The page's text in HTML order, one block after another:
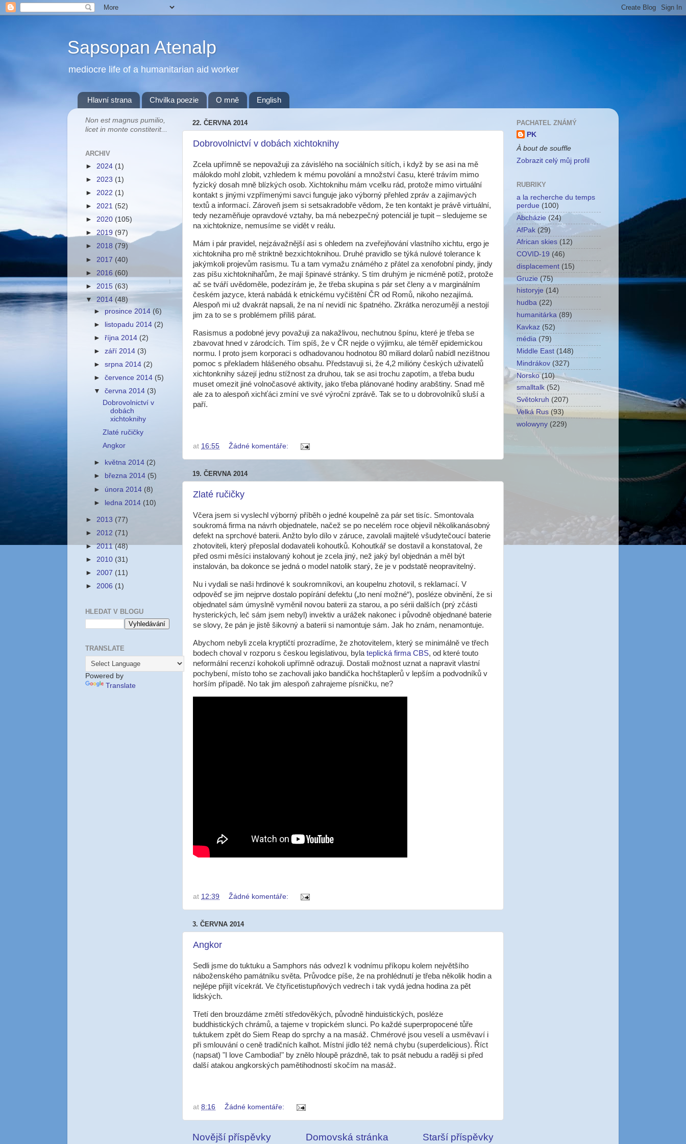
Sapsopan Atenalp
mediocre life of a humanitarian aid worker
Hlavní strana Chvilka poezie O mně English
22. ČERVNA 2014
Dobrovolnictví v dobách xichtoknihy
Zcela upřímně se nepovažuji za závislého na sociálních sítích, i když by se asi na mě
málokdo mohl zlobit, vzhledem k mému povolání a množství času, které trávím mimo
fyzický dosah mně blízkých osob. Xichtoknihu mám vcelku rád, protože mimo virtuální
kontakt s jinými vzpřímenými savci funguje jako výborný přehled zpráv a zajímavých
textů a informací. Zároveň jsem si setsakradobře vědom, že ten kontakt je právě virtuální,
tedy nezaměňuje opravdové vztahy, ba má nebezpečný potenciál je tupit – sledujeme se
na xichtoknize, nemusíme se vidět v reálu.
Mám i pár pravidel, nejzávažnější asi s ohledem na zveřejňování vlastního xichtu, ergo je
xichtokniha pro mě striktně bezxichtoknihou. Druhé pravidlo se týká nulové tolerance k
jakýmkoli projevům rasismu. Tu a tam vymažu známého z přátel za xenofobní pindy, jindy
zas píšu xichtoknihařům, že mají špinavé stránky. S tím druhým je nicméně potíž, protože
ač se tváří uvědoměle, podezírám je, že třeba skupina s pár set členy a v marginálním
českém jazyce, která nabádá k etnickému vyčištění ČR od Romů, nikoho nezajímá.
Alespoň mi už dvakrát napsali, že na ní nevidí nic špatného. Zkrátka nerozumějí a nestojí
jim za to se s problémem příliš párat.
Rasismus a podobné jevy považuji za nakažlivou, nechutnou špínu, které je třeba se
zbavovat hned v zárodcích. Tím spíš, že v ČR nejde o výjimku, ale téměř epidemickou
normu. I proto jsem korporaci s odhadovanou hodnotou 80 miliard dolarů nabídl nezištnou
pomoc s překladem hlášeného obsahu. Představuji si, že 4,2 milióny českých uživatelů
xichtonknihy sázejí jednu stížnost za druhou, tak se asi trochu zapotím, a třeba budu
muset omezit jiné volnočasové aktivity, jako třeba plánované hodiny arabštiny. Snad mě
ale za to alespoň xichťáci zmíní ve své výroční zprávě. Tak se to u dobrovolníků sluší a
paří.
at 16:55 Žádné komentáře:
19. ČERVNA 2014
Zlaté ručičky
Včera jsem si vyslechl výborný příběh o jedné koupelně za pár set tisíc. Smontovala
soukromá firma na návrh objednatele, načež se po necelém roce objevil několikanásobný
defekt na sprchové baterii. Anžto bylo dílo v záruce, zavolali majitelé všudytečoucí baterie
zhotoviteli, který přeposlal dodavateli kohoutků. Kohoutkář se dostavil a konstatoval, že
před osmi měsíci instalovaný kohout je zcela jiný, než jaký byl objednán a měl být
instalován, ba dokonce se jedná o model natolik starý, že je v podstatě neopravitelný.
Nu i vydali se naši hrdinové k soukromníkovi, an koupelnu zhotovil, s reklamací. V
odpověď se jim nejprve dostalo popírání defektu („to není možné“), posléze obvinění, že si
objednatel sám úmyslně vyměnil novou baterii za starou, a po sérii dalších (prý zčásti
hysterických, leč sám jsem nebyl) invektiv a urážek nakonec i původně objednané baterie
se slovy, že pán je jistě šikovný a baterii si namontuje sám. Jak ho znám, nenamontuje.
Abychom nebyli zcela kryptičtí prozradíme, že zhotovitelem, který se minimálně ve třech
bodech choval v rozporu s českou legislativou, byla teplická firma CBS, od které touto
neformální recenzí kohokoli upřímně odrazuji. Dostali možnost uznat a napravit vlastní
pochybení, místo toho se zachovali jako bandička hochštaplerů v lepším a podvodníků v
horším případě. No tak jim alespoň zahrajeme písničku, ne?
at 12:39 Žádné komentáře:
3. ČERVNA 2014
Angkor
Sedli jsme do tuktuku a Samphors nás odvezl k vodnímu příkopu kolem největšího
náboženského památníku světa. Průvodce píše, že na prohlédnutí je třeba několik hodin a
nejlépe přijít vícekrát. Ve čtyřicetistupňových vedrech i tak vydá jedna hodina za pět
lidských.
Třetí den brouzdáme změtí středověkých, původně hinduistických, posléze
buddhistických chrámů, a tajeme v tropickém slunci. Po každé superpropocené tůře
tuktukem zpět do Siem Reap do sprchy a na masáž. Chmérové jsou veselí a usměvaví i
při smlouvání o ceně tradičních kalhot. Místní jídlo též nemá chybu (superdelicious). Říct
(napsat) "I love Cambodia!" by znělo hloupě prázdně, tak to psát nebudu a raději si před
další atakou angkorských pamětihodností skočím na masáž.
at 8:16 Žádné komentáře:
Novější příspěvky Starší příspěvky
Domovská stránka
Non est magnus pumilio,
licet in monte constiterit...
ARCHIV
► 2024 (1)
► 2023 (1)
► 2022 (1)
► 2021 (52)
► 2020 (105)
► 2019 (97)
► 2018 (79)
► 2017 (40)
► 2016 (60)
► 2015 (63)
▼ 2014 (48)
► prosince 2014 (6)
►
listopadu 2014(2)
►října 2014 (2)
►září 2014 (3)
►srpna 2014 (2)
►července 2014 (5)
▼června 2014 (3)
Dobrovolnictví v
dobách
xichtoknihy
Zlaté ručičky
Angkor
► května 2014 (2)
►
března 2014 (5)
► února 2014 (8)
► ledna 2014 (10)
► 2013 (77)
► 2012 (71)
►2011(48)
► 2010 (31)
► 2007 (11)
► 2006 (1)
HLEDAT V BLOGU
TRANSLATE
Powered by
Translate
PACHATEL ZNÁMÝ
PK
À bout de souffle
Zobrazit celý můj profil
RUBRIKY
a la recherche du temps
perdue (100)
Abcházie (24)
AfPak (29)
African skies (12)
COVID-19 (46)
displacement (15)
Gruzie (75)
historyje (14)
hudba (22)
humanitárka (89)
Kavkaz (52)
média (79)
Middle East (148)
Mindrákov (327)
Norsko (10)
smalltalk (52)
Světokruh (207)
Velká Rus (93)
wolowyny (229)